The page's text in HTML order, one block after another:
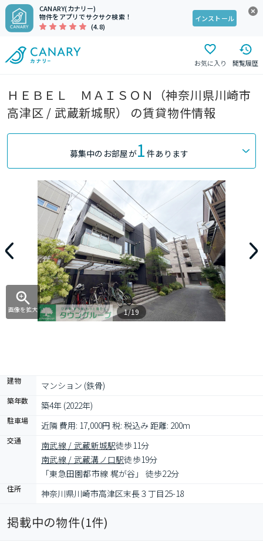
CANARY(カナリー)
物件をアプリでサクサク検索！
(4.8)
インストール
お気に入り 閲覧履歴
ＨＥＢＥＬ ＭＡＩＳＯＮ（神奈川県川崎市
高津区 / 武蔵新城駅） の賃貸物件情報
募集中のお部屋が1 件あります
画像を拡大 1/19
建物 マンション (鉄骨)
築年数 築4年 (2022年)
駐車場 近隣 費用: 17,000円 税: 税込み 距離: 200m
交通 南武線 / 武蔵新城駅徒歩11分
南武線 / 武蔵溝ノ口駅徒歩19分
「東急田園都市線 梶が谷」 徒歩22分
住所 神奈川県川崎市高津区末長３丁目25-18
掲載中の物件(1件)